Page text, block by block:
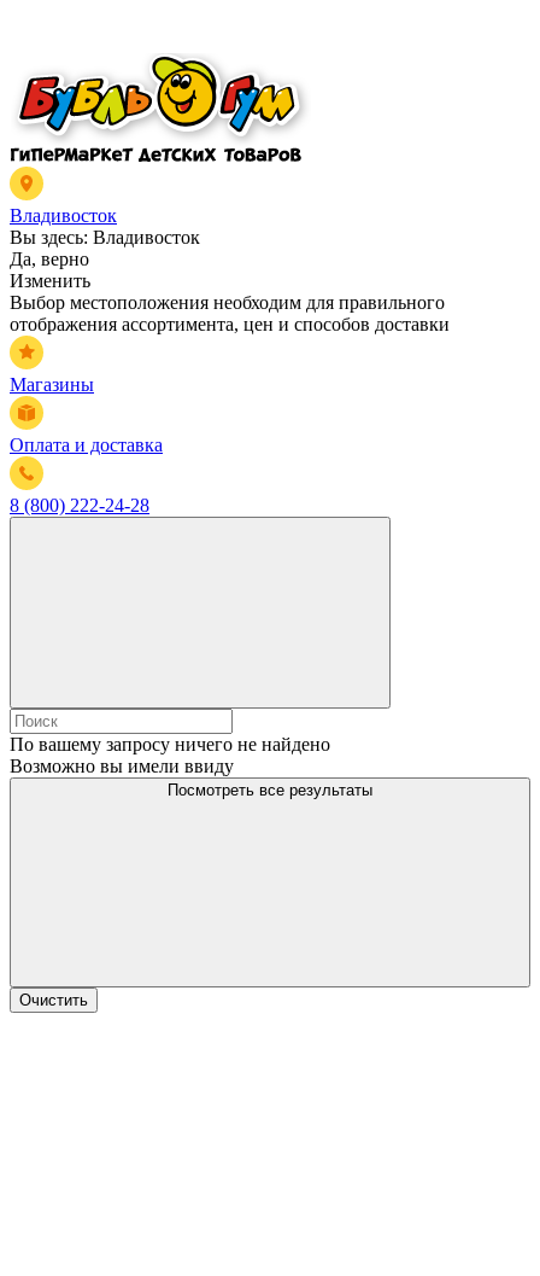
Владивосток
Вы здесь: Владивосток
Да, верно
Изменить
Выбор местоположения необходим для правильного
отображения ассортимента, цен и способов доставки
Магазины
Оплата и доставка
8 (800) 222-24-28
По вашему запросу ничего не найдено
Возможно вы имели ввиду
Посмотреть все результаты
Очистить